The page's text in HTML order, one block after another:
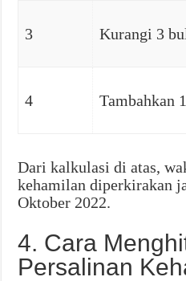
3 Kurangi 3
4 Tambahkan
Dari kalkulasi di atas,
kehamilan diperkirakan
Oktober 2022.
4. Cara
Persalinan